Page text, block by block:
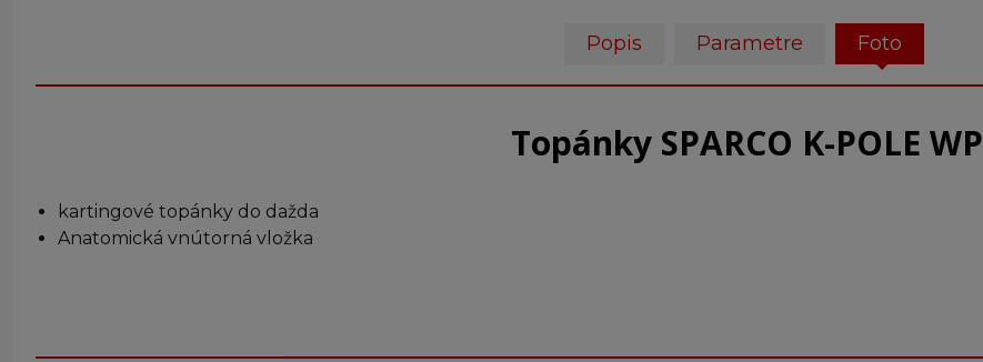
Popis Parametre Foto
Topánky SPARCO K-POLE WP
kartingové topánky do dažda
Anatomická vnútorná vložka